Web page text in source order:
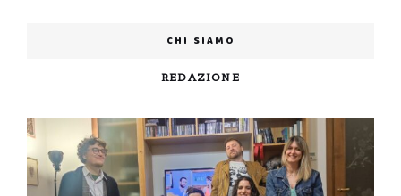
CHI SIAMO
REDAZIONE